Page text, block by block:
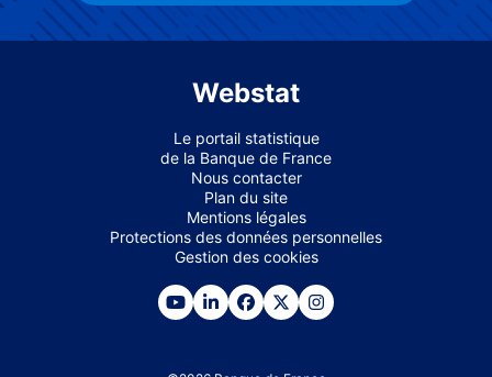
Webstat
Le portail statistique
de la Banque de France
Nous contacter
Plan du site
Mentions légales
Protections des données personnelles
Gestion des cookies